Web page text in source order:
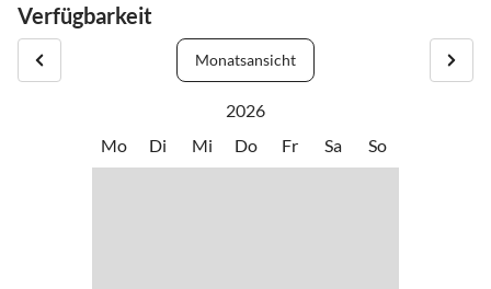
Verfügbarkeit
Monatsansicht
2026
Mo
Di Mi Do Fr Sa So